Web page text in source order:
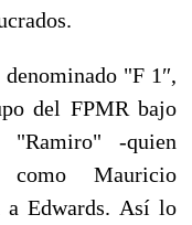
"F 1″,
del FPMR bajo
"Ramiro" -quien
como Mauricio
a Edwards. Así lo